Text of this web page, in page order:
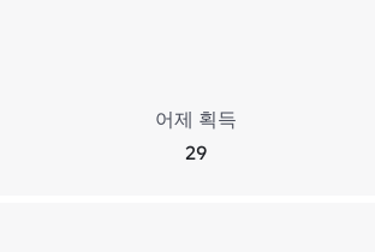
어제 획득
29